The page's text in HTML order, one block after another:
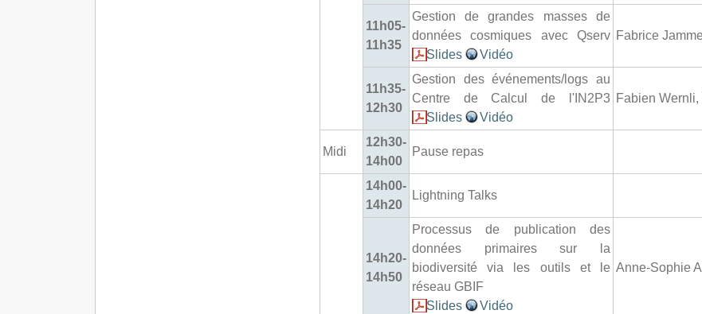
11h05-
11h35
Gestion de grandes masses de
données cosmiques avec Qserv
Slides
Vidéo
Fabrice
11h35-
12h30
Gestion des événements/logs au
Centre de Calcul de l'IN2P3
Slides
Vidéo
Fabien Wernli,
Midi
12h30-
14h00
Pause repas
14h00-
14h20
Lightning Talks
14h20-
14h50
Processus de publication des
données primaires sur la
biodiversité via les outils et le
réseau GBIF
Slides
Vidéo
Anne-Sophie